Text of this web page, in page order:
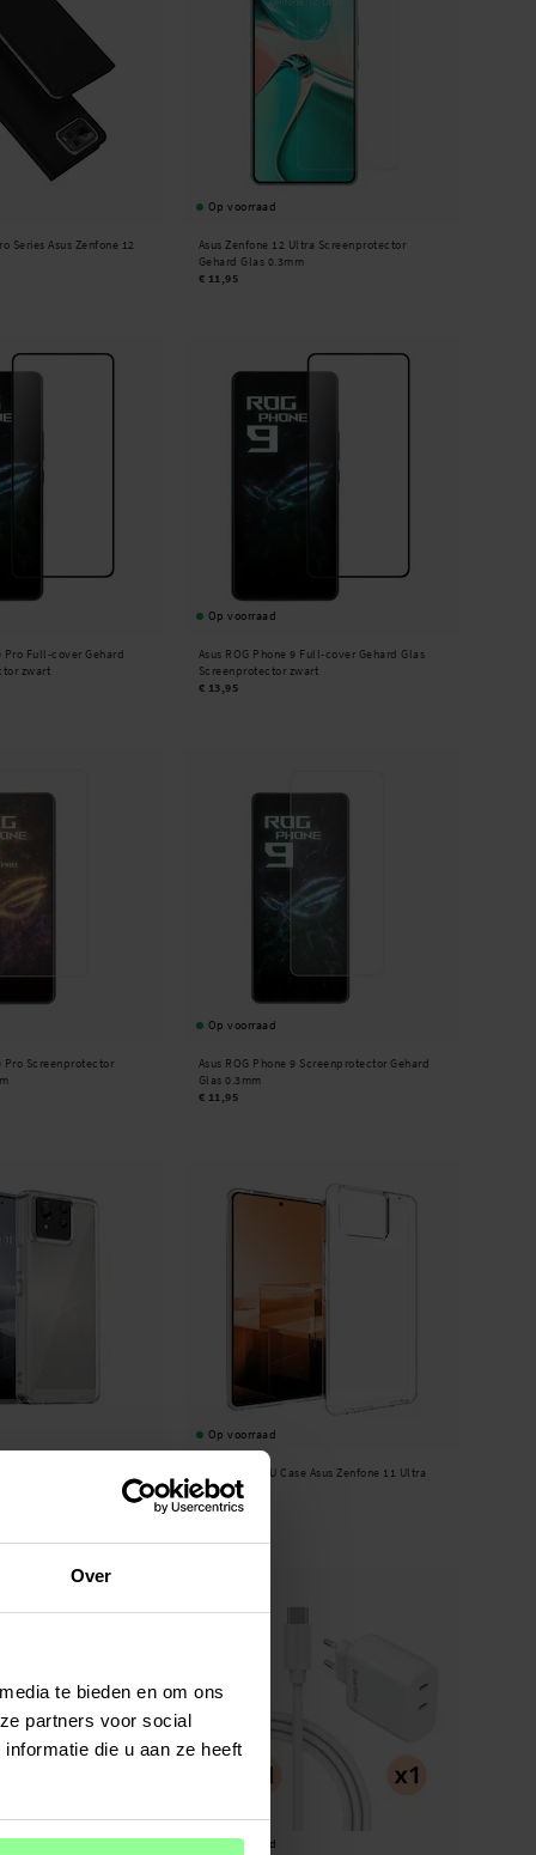
Over
te bieden en om ons
partners voor social
die u aan ze heeft
Series Asus Zenfone 12
Op voorraad
Asus Zenfone 12 Ultra Screenprotector
Gehard Glas 0.3mm
€ 11,95
Pro Full-cover Gehard
zwart
Op voorraad
Asus ROG Phone 9 Full-cover Gehard Glas
Screenprotector zwart
€ 13,95
Pro Screenprotector
Op voorraad
Asus ROG Phone 9 Screenprotector Gehard
Glas 0.3mm
€ 11,95
Op voorraad
TPU Case Asus Zenfone 11 Ultra
Transparant
€ 9,95
Op voorraad